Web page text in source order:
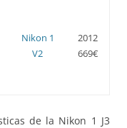
Nikon 1
V2
2012
669€
de la Nikon 1 J3